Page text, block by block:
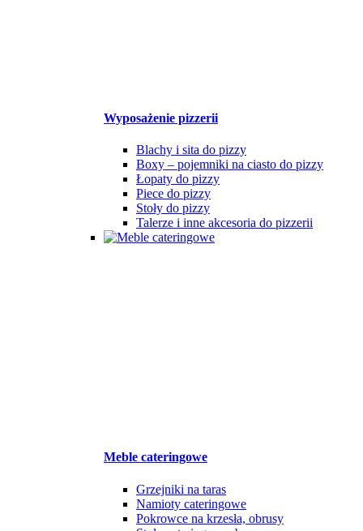
Wyposażenie pizzerii
Blachy i sita do pizzy
Boxy – pojemniki na ciasto do pizzy
Łopaty do pizzy
Piece do pizzy
Stoły do pizzy
Talerze i inne akcesoria do pizzerii
Meble cateringowe
Grzejniki na taras
Namioty cateringowe
Pokrowce na krzesła, obrusy